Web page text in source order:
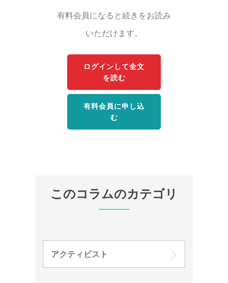
有料会員になると続きをお読み
いただけます。
ログインして全文
を読む
有料会員に申し込
む
このコラムのカテゴリ
アクティビスト